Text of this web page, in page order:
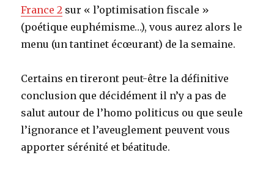
France 2 sur « l’optimisation fiscale »
(poétique euphémisme…), vous aurez alors le
menu (un tantinet écœurant) de la semaine.
Certains en tireront peut-être la définitive
conclusion que décidément il n’y a pas de
salut autour de l’homo politicus ou que seule
l’ignorance et l’aveuglement peuvent vous
apporter sérénité et béatitude.